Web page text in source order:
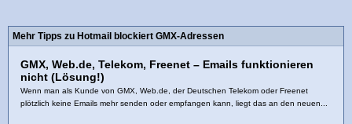
Mehr Tipps zu Hotmail blockiert GMX-Adressen
GMX, Web.de, Telekom, Freenet – Emails funktionieren
nicht (Lösung!)
Wenn man als Kunde von GMX, Web.de, der Deutschen Telekom oder Freenet
plötzlich keine Emails mehr senden oder empfangen kann, liegt das an den neuen...